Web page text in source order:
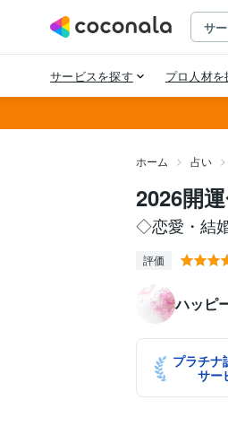
ホーム 占い
2026開
◇恋愛・結
評価
ハッピ
プラチナ
サー